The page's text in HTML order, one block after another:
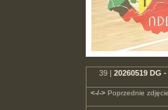
39 | 20260519 DG
<-/->Poprzednie